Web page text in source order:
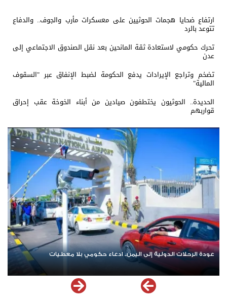
ارتفاع ضحايا هجمات الحوثيين على معسكرات مأرب والجوف.. والدفاع
تتوعد بالرد
تحرك حكومي لاستعادة ثقة المانحين بعد نقل الصندوق الاجتماعي إلى
عدن
تضخم وتراجع الإيرادات يدفع الحكومة لضبط الإنفاق عبر "السقوف
المالية"
الحديدة.. الحوثيون يختطفون صيادين من أبناء الخوخة عقب إحراق
قواربهم
الدولية إلى اليمن.. ادعاء حكومي بلا معطيات اشترك الآن